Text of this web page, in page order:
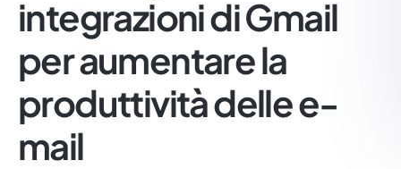
integrazioni di Gmail
per aumentare la
produttività delle e-
mail